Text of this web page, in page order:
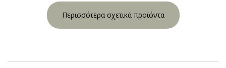
Περισσότερα σχετικά προϊόντα